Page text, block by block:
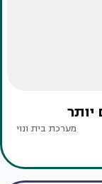
יותר
מערכת בית ונוי